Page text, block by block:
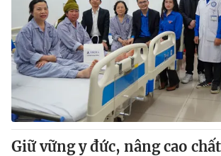
Giữ vững y đức, nâng cao